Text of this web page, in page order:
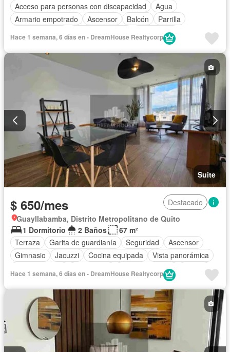
Acceso para personas con discapacidad
Agua
Armario empotrado
Ascensor Balcón
Parrilla
Electricidad
Gimnasio
Garita de guardianía
Conserje
Completamente amoblado
Hace 1 semana, 6 días en - DreamHouse Realtycorp
Suite
$ 650/mes
Destacado
Guayllabamba, Distrito Metropolitano de Quito
1 Dormitorio
2 Baños
67 m²
Terraza
Garita de guardianía Seguridad
Ascensor
Gimnasio
Jacuzzi Cocina equipada
Vista panorámica
Estacionamiento
Alarma
Completamente amoblado
Hace 1 semana, 6 días en - DreamHouse Realtycorp